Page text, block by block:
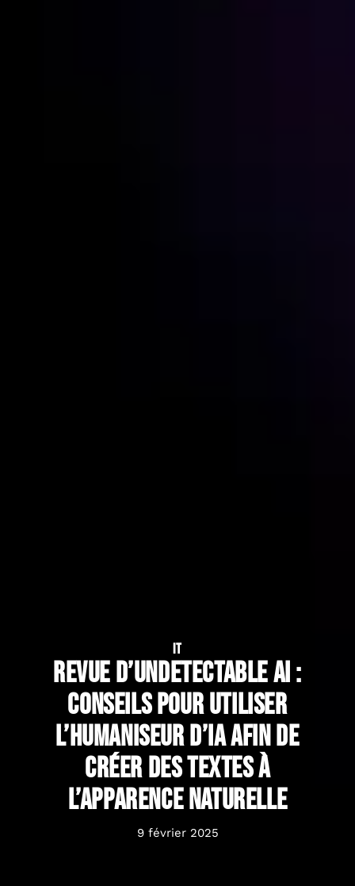
IT
Revue d’Undetectable AI :
Conseils pour utiliser
l’Humaniseur d’IA afin de
créer des textes à
l’apparence naturelle
9 février 2025